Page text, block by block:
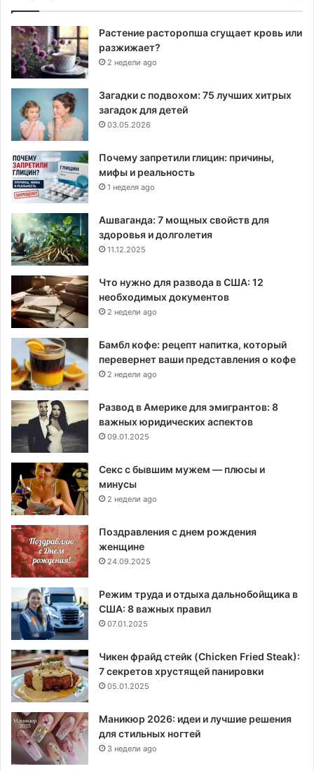
Растение расторопша сгущает кровь или
разжижает?
2 недели ago
Загадки с подвохом: 75 лучших хитрых
загадок для детей
03.05.2026
Почему запретили глицин: причины,
мифы и реальность
1 неделя ago
Ашваганда: 7 мощных свойств для
здоровья и долголетия
11.12.2025
Что нужно для развода в США: 12
необходимых документов
2 недели ago
Бамбл кофе: рецепт напитка, который
перевернет ваши представления о кофе
2 недели ago
Развод в Америке для эмигрантов: 8
важных юридических аспектов
09.01.2025
Секс с бывшим мужем — плюсы и
минусы
2 недели ago
Поздравления с днем рождения
женщине
24.09.2025
Режим труда и отдыха дальнобойщика в
США: 8 важных правил
07.01.2025
Чикен фрайд стейк (Chicken Fried Steak):
7 секретов хрустящей панировки
05.01.2025
Маникюр 2026: идеи и лучшие решения
для стильных ногтей
3 недели ago